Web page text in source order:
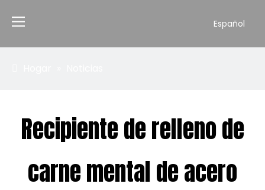
Español
Recipiente de relleno de
carne mental de acero